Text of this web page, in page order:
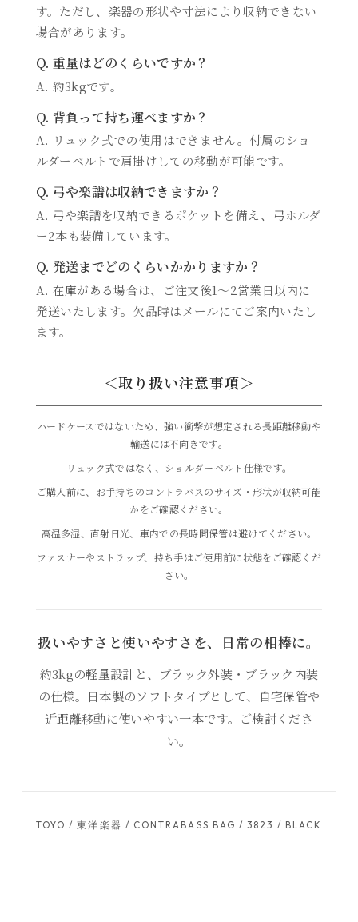
す。ただし、楽器の形状や寸法により収納できない
場合があります。
Q. 重量はどのくらいですか？
A. 約3kgです。
Q. 背負って持ち運べますか？
A. リュック式での使用はできません。付属のショ
ルダーベルトで肩掛けしての移動が可能です。
Q. 弓や楽譜は収納できますか？
A. 弓や楽譜を収納できるポケットを備え、弓ホルダ
ー2本も装備しています。
Q. 発送までどのくらいかかりますか？
A. 在庫がある場合は、ご注文後1～2営業日以内に
発送いたします。欠品時はメールにてご案内いたし
ます。
＜取り扱い注意事項＞
ハードケースではないため、強い衝撃が想定される長距離移動や
輸送には不向きです。
リュック式ではなく、ショルダーベルト仕様です。
ご購入前に、お手持ちのコントラバスのサイズ・形状が収納可能
かをご確認ください。
高温多湿、直射日光、車内での長時間保管は避けてください。
ファスナーやストラップ、持ち手はご使用前に状態をご確認くだ
さい。
扱いやすさと使いやすさを、日常の相棒に。
約3kgの軽量設計と、ブラック外装・ブラック内装
の仕様。日本製のソフトタイプとして、自宅保管や
近距離移動に使いやすい一本です。ご検討くださ
い。
TOYO / 東洋楽器 / CONTRABASS BAG / 3823 / BLACK